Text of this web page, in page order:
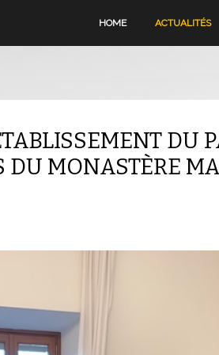
HOME ACTUALITÉS
DU
MONASTÈRE